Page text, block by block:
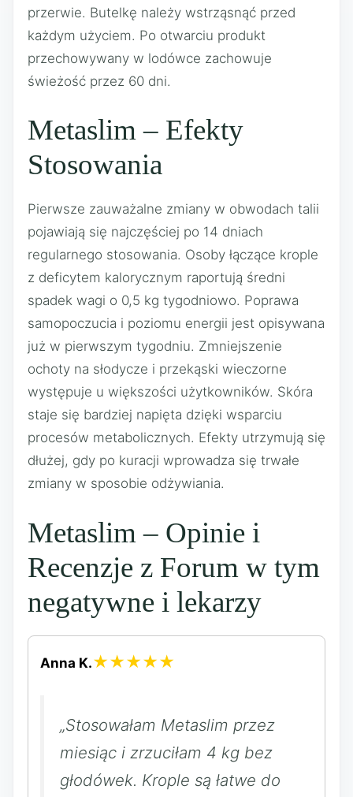
przerwie. Butelkę należy wstrząsnąć przed
każdym użyciem. Po otwarciu produkt
przechowywany w lodówce zachowuje
świeżość przez 60 dni.
Metaslim – Efekty
Stosowania
Pierwsze zauważalne zmiany w obwodach talii
pojawiają się najczęściej po 14 dniach
regularnego stosowania. Osoby łączące krople
z deficytem kalorycznym raportują średni
spadek wagi o 0,5 kg tygodniowo. Poprawa
samopoczucia i poziomu energii jest opisywana
już w pierwszym tygodniu. Zmniejszenie
ochoty na słodycze i przekąski wieczorne
występuje u większości użytkowników. Skóra
staje się bardziej napięta dzięki wsparciu
procesów metabolicznych. Efekty utrzymują się
dłużej, gdy po kuracji wprowadza się trwałe
zmiany w sposobie odżywiania.
Metaslim – Opinie i
Recenzje z Forum w tym
negatywne i lekarzy
Anna K.★★★★★
„Stosowałam Metaslim przez
miesiąc i zrzuciłam 4 kg bez
głodówek. Krople są łatwe do